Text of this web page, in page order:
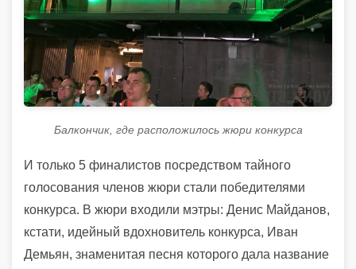
Балкончик, где расположилось жюри конкурса
И только 5 финалистов посредством тайного
голосования членов жюри стали победителями
конкурса. В жюри входили мэтры: Денис Майданов,
кстати, идейный вдохновитель конкурса, Иван
Демьян, знаменитая песня которого дала название